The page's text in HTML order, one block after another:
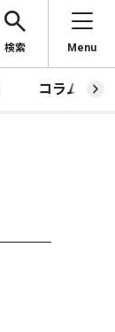
検索 Menu
コラム